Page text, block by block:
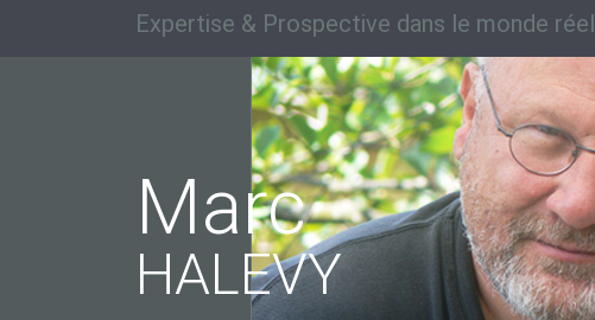
Expertise & Prospective dans le monde réel
Marc
HALEVY